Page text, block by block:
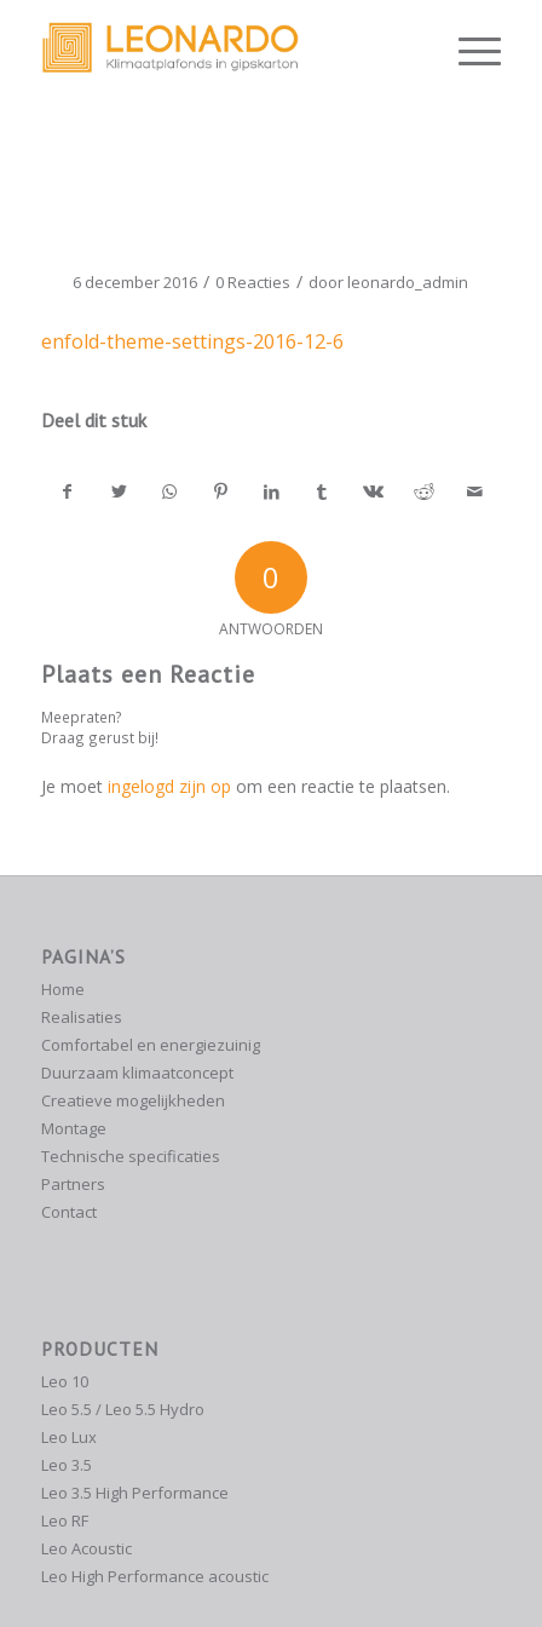
6 december 2016 / 0 Reacties / door leonardo_admin
enfold-theme-settings-2016-12-6
Deel dit stuk
0
ANTWOORDEN
Plaats een Reactie
Meepraten?
Draag gerust bij!
Je moet ingelogd zijn op om een reactie te plaatsen.
PAGINA’S
Home
Realisaties
Comfortabel en energiezuinig
Duurzaam klimaatconcept
Creatieve mogelijkheden
Montage
Technische specificaties
Partners
Contact
PRODUCTEN
Leo 10
Leo 5.5 / Leo 5.5 Hydro
Leo Lux
Leo 3.5
Leo 3.5 High Performance
Leo RF
Leo Acoustic
Leo High Performance acoustic